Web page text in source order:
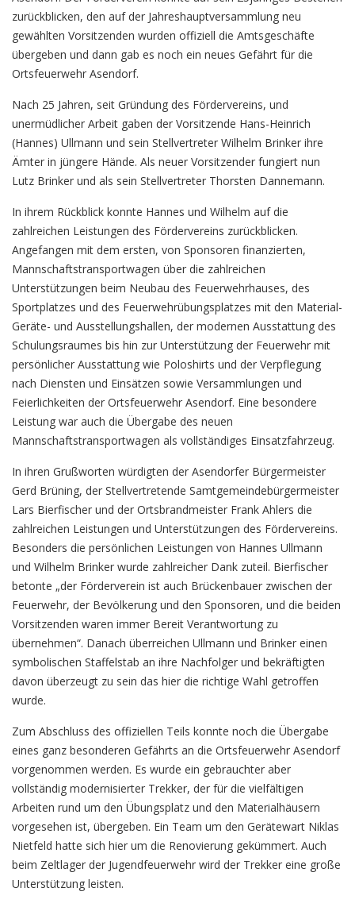
zurückblicken, den auf der Jahreshauptversammlung neu
gewählten Vorsitzenden wurden offiziell die Amtsgeschäfte
übergeben und dann gab es noch ein neues Gefährt für die
Ortsfeuerwehr Asendorf.
Nach 25 Jahren, seit Gründung des Fördervereins, und
unermüdlicher Arbeit gaben der Vorsitzende Hans-Heinrich
(Hannes) Ullmann und sein Stellvertreter Wilhelm Brinker ihre
Ämter in jüngere Hände. Als neuer Vorsitzender fungiert nun
Lutz Brinker und als sein Stellvertreter Thorsten Dannemann.
In ihrem Rückblick konnte Hannes und Wilhelm auf die
zahlreichen Leistungen des Fördervereins zurückblicken.
Angefangen mit dem ersten, von Sponsoren finanzierten,
Mannschaftstransportwagen über die zahlreichen
Unterstützungen beim Neubau des Feuerwehrhauses, des
Sportplatzes und des Feuerwehrübungsplatzes mit den Material-
Geräte- und Ausstellungshallen, der modernen Ausstattung des
Schulungsraumes bis hin zur Unterstützung der Feuerwehr mit
persönlicher Ausstattung wie Poloshirts und der Verpflegung
nach Diensten und Einsätzen sowie Versammlungen und
Feierlichkeiten der Ortsfeuerwehr Asendorf. Eine besondere
Leistung war auch die Übergabe des neuen
Mannschaftstransportwagen als vollständiges Einsatzfahrzeug.
In ihren Grußworten würdigten der Asendorfer Bürgermeister
Gerd Brüning, der Stellvertretende Samtgemeindebürgermeister
Lars Bierfischer und der Ortsbrandmeister Frank Ahlers die
zahlreichen Leistungen und Unterstützungen des Fördervereins.
Besonders die persönlichen Leistungen von Hannes Ullmann
und Wilhelm Brinker wurde zahlreicher Dank zuteil. Bierfischer
betonte „der Förderverein ist auch Brückenbauer zwischen der
Feuerwehr, der Bevölkerung und den Sponsoren, und die beiden
Vorsitzenden waren immer Bereit Verantwortung zu
übernehmen“. Danach überreichen Ullmann und Brinker einen
symbolischen Staffelstab an ihre Nachfolger und bekräftigten
davon überzeugt zu sein das hier die richtige Wahl getroffen
wurde.
Zum Abschluss des offiziellen Teils konnte noch die Übergabe
eines ganz besonderen Gefährts an die Ortsfeuerwehr Asendorf
vorgenommen werden. Es wurde ein gebrauchter aber
vollständig modernisierter Trekker, der für die vielfältigen
Arbeiten rund um den Übungsplatz und den Materialhäusern
vorgesehen ist, übergeben. Ein Team um den Gerätewart Niklas
Nietfeld hatte sich hier um die Renovierung gekümmert. Auch
beim Zeltlager der Jugendfeuerwehr wird der Trekker eine große
Unterstützung leisten.